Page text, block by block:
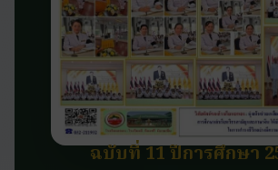
ฉบับที่ 11 ปีการศึกษา